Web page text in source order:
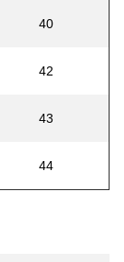
40
42
43
44